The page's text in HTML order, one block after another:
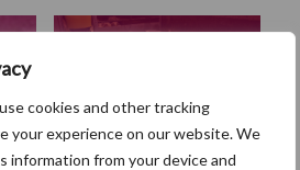
use cookies and other tracking
your experience on our website. We
information from your device and